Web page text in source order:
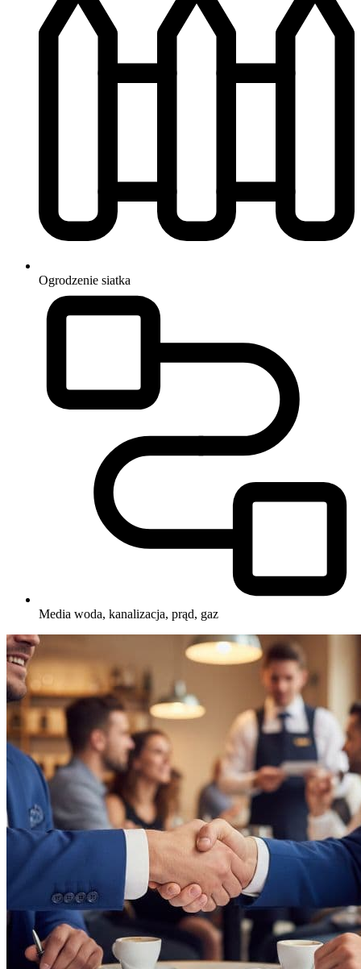
Ogrodzenie siatka
Media woda, kanalizacja, prąd, gaz